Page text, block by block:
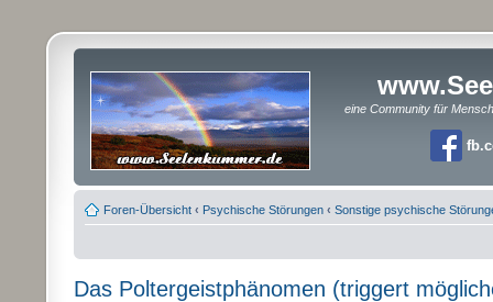
eine Community für
Foren-Übersicht ‹ Psychische Störungen ‹ Sonstige psychische
Das Poltergeistphänomen (triggert